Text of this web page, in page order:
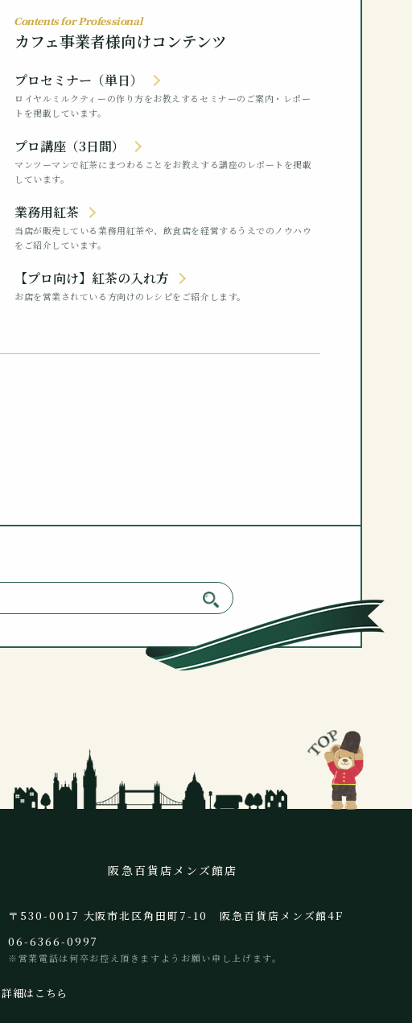
Contents for Professional
カフェ事業者様向けコンテンツ
プロセミナー（単日）
ロイヤルミルクティーの作り方をお教えするセミナーのご案内・レポー
トを掲載しています。
プロ講座（3日間）
マンツーマンで紅茶にまつわることをお教えする講座のレポートを掲載
しています。
業務用紅茶
当店が販売している業務用紅茶や、飲食店を経営するうえでのノウハウ
をご紹介しています。
【プロ向け】紅茶の入れ方
お店を営業されている方向けのレシピをご紹介します。
阪急百貨店メンズ館店
〒530-0017 大阪市北区角田町7-10 阪急百貨店メンズ館4F
06-6366-0997
※営業電話は何卒お控え頂きますようお願い申し上げます。
詳細はこちら